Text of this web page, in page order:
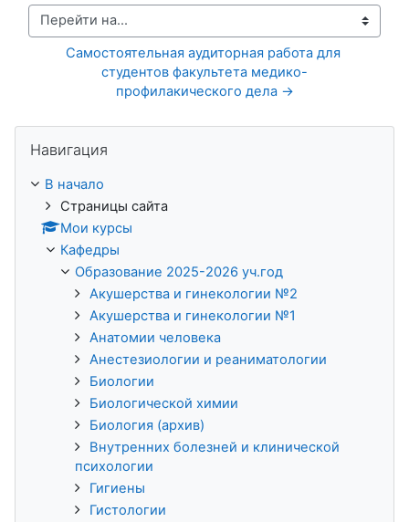
Перейти на...
Самостоятельная аудиторная работа для
студентов факультета медико-
профилакического дела →
Навигация
В начало
Страницы сайта
Мои курсы
Кафедры
Образование 2025-2026 уч.год
Акушерства и гинекологии №2
Акушерства и гинекологии №1
Анатомии человека
Анестезиологии и реаниматологии
Биологии
Биологической химии
Биология (архив)
Внутренних болезней и клинической
психологии
Гигиены
Гистологии